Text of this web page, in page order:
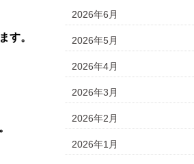
す。
2026年6月
2026年5月
2026年4月
2026年3月
2026年2月
2026年1月